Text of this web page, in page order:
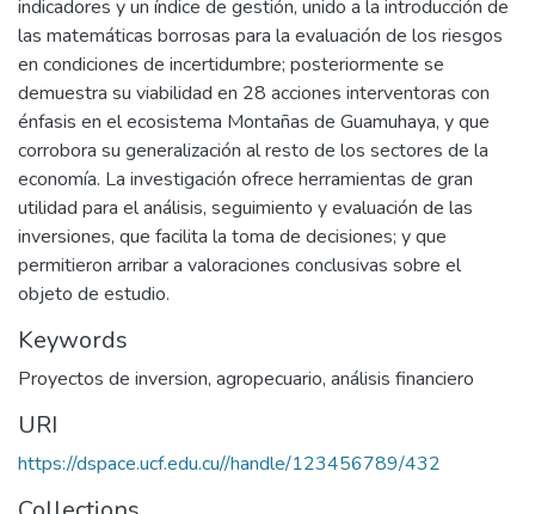
indicadores y un índice de gestión, unido a la introducción de
las matemáticas borrosas para la evaluación de los riesgos
en condiciones de incertidumbre; posteriormente se
demuestra su viabilidad en 28 acciones interventoras con
énfasis en el ecosistema Montañas de Guamuhaya, y que
corrobora su generalización al resto de los sectores de la
economía. La investigación ofrece herramientas de gran
utilidad para el análisis, seguimiento y evaluación de las
inversiones, que facilita la toma de decisiones; y que
permitieron arribar a valoraciones conclusivas sobre el
objeto de estudio.
Keywords
Proyectos de inversion, agropecuario, análisis financiero
URI
https://dspace.ucf.edu.cu//handle/123456789/432